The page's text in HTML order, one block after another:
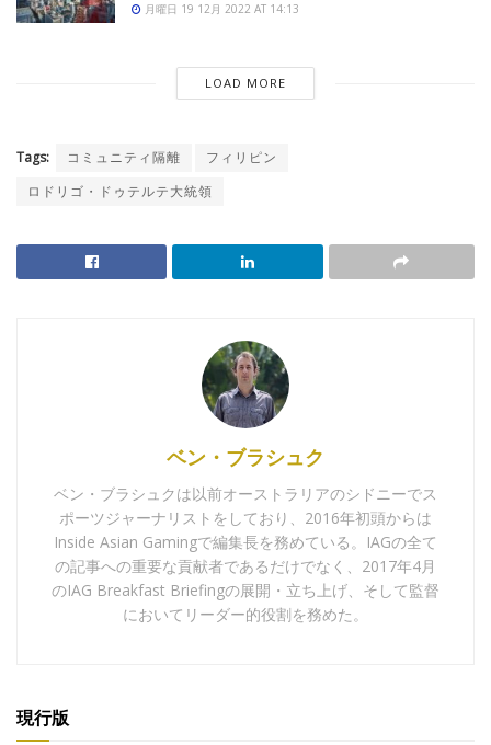
月曜日 19 12月 2022 AT 14:13
LOAD MORE
Tags: コミュニティ隔離
フィリピン
ロドリゴ・ドゥテルテ大統領
ベン・ブラシュク
ベン・ブラシュクは以前オーストラリアのシドニーでス
ポーツジャーナリストをしており、2016年初頭からは
Inside Asian Gamingで編集長を務めている。IAGの全て
の記事への重要な貢献者であるだけでなく、2017年4月
のIAG Breakfast Briefingの展開・立ち上げ、そして監督
においてリーダー的役割を務めた。
現行版